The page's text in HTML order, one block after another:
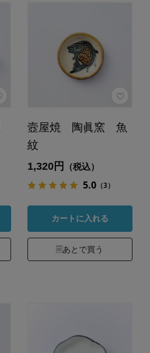
壼屋焼 陶眞窯 魚
紋
1,320円 （税込）
5.0（3）
カートに入れる
あとで買う